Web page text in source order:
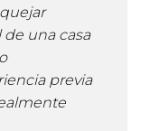
una casa
previa